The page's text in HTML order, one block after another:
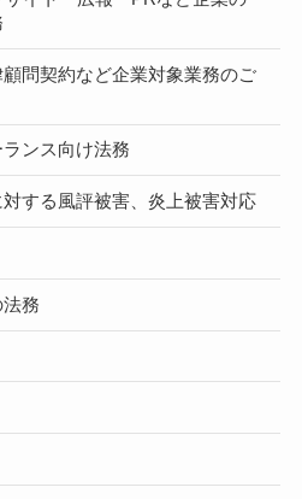
問契約など企業対象業務のご
ンス向け法務
する風評被害、炎上被害対応
務